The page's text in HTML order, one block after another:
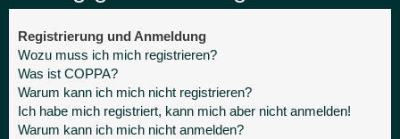
Registrierung und Anmeldung
Wozu muss ich mich registrieren?
Was ist COPPA?
Warum kann ich mich nicht registrieren?
Ich habe mich registriert, kann mich aber nicht anmelden!
Warum kann ich mich nicht anmelden?